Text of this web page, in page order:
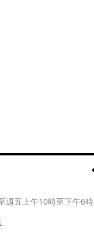
週五上午10時至下午6時